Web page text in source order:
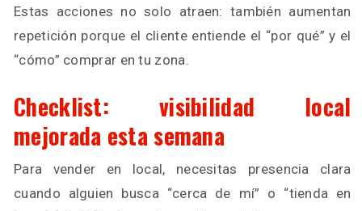
Estas acciones no solo atraen: también aumentan
repetición porque el cliente entiende el “por qué” y el
“cómo” comprar en tu zona.
Checklist: visibilidad local
mejorada esta semana
Para vender en local, necesitas presencia clara
cuando alguien busca “cerca de mí” o “tienda en